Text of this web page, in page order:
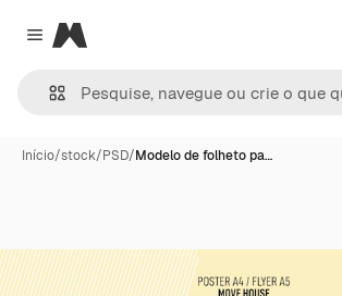
Close menu
Magnific
Início/stock/PSD/Modelo de folheto pa…